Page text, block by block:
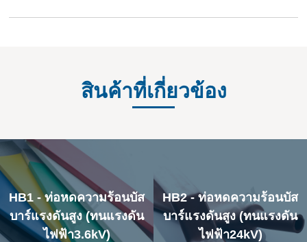
สินค้าที่เกี่ยวข้อง
HB1 - ท่อหดความร้อนบัส
บาร์แรงดันสูง (ทนแรงดัน
ไฟฟ้า3.6kV)
HB2 - ท่อหดความร้อนบัส
บาร์แรงดันสูง (ทนแรงดัน
ไฟฟ้า24kV)